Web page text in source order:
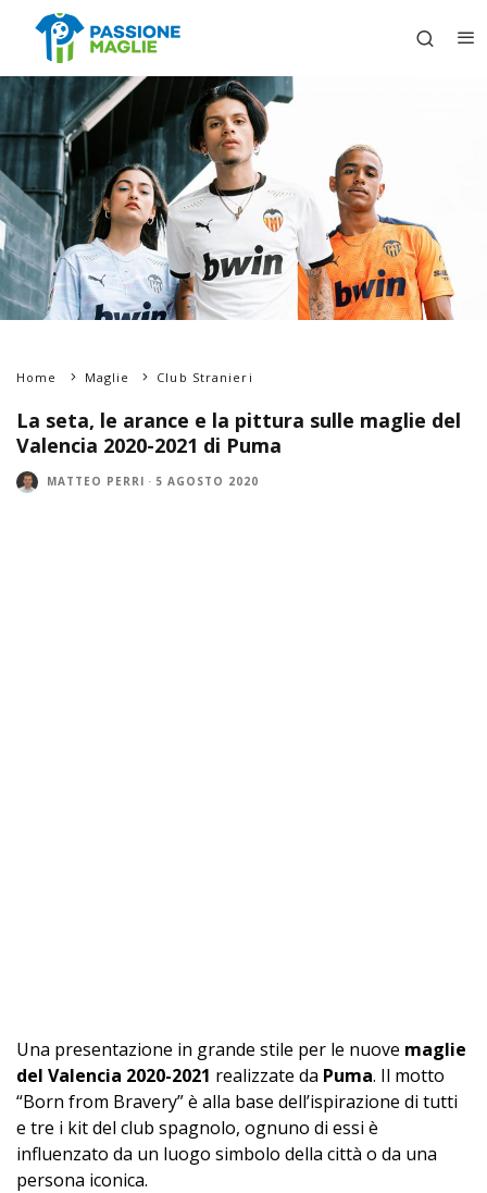
Home Maglie Club Stranieri
La seta, le arance e la pittura sulle maglie del
Valencia 2020-2021 di Puma
MATTEO PERRI · 5 AGOSTO 2020
Una presentazione in grande stile per le nuove maglie
del Valencia 2020-2021 realizzate da Puma. Il motto
“Born from Bravery” è alla base dell’ispirazione di tutti
e tre i kit del club spagnolo, ognuno di essi è
influenzato da un luogo simbolo della città o da una
persona iconica.